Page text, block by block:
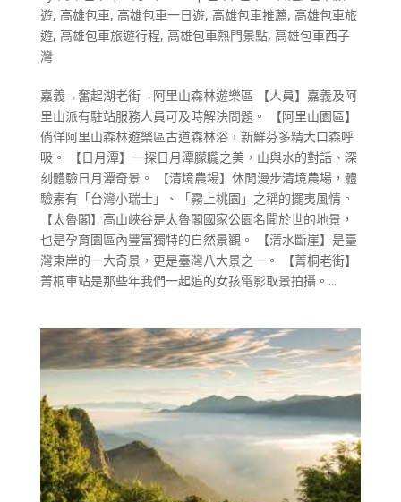
遊, 高雄包車, 高雄包車一日遊, 高雄包車推薦, 高雄包車旅
遊, 高雄包車旅遊行程, 高雄包車熱門景點, 高雄包車西子
灣
嘉義→奮起湖老街→阿里山森林遊樂區 【人員】嘉義及阿
里山派有駐站服務人員可及時解決問題。 【阿里山園區】
倘佯阿里山森林遊樂區古道森林浴，新鮮芬多精大口森呼
吸。 【日月潭】一探日月潭朦朧之美，山與水的對話、深
刻體驗日月潭奇景。 【清境農場】休閒漫步清境農場，體
驗素有「台灣小瑞士」、「霧上桃園」之稱的擺夷風情。
【太魯閣】高山峽谷是太魯閣國家公園名聞於世的地景，
也是孕育園區內豐富獨特的自然景觀。 【清水斷崖】是臺
灣東岸的一大奇景，更是臺灣八大景之一。 【菁桐老街】
菁桐車站是那些年我們一起追的女孩電影取景拍攝。...